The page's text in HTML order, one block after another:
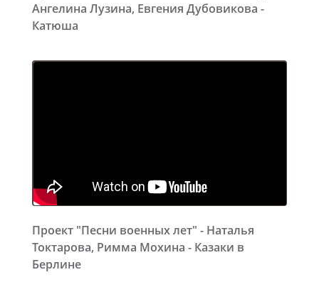
Ангелина Лузина, Евгения Дубовикова -
Катюша
Проект "Песни военных лет" - Наталья
Токтарова, Римма Мохина - Казаки в
Берлине